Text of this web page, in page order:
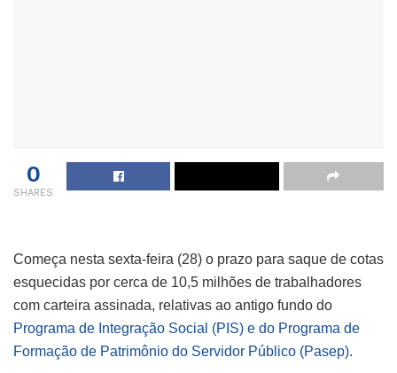
0
SHARES
Começa nesta sexta-feira (28) o prazo para saque de cotas
esquecidas por cerca de 10,5 milhões de trabalhadores
com carteira assinada, relativas ao antigo fundo do
Programa de Integração Social (PIS) e do Programa de
Formação de Patrimônio do Servidor Público (Pasep).